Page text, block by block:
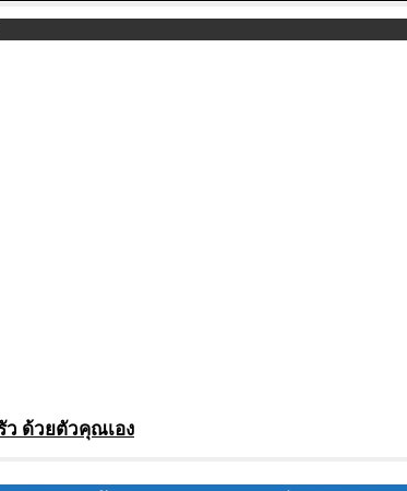
ด้วยตัวคุณเอง